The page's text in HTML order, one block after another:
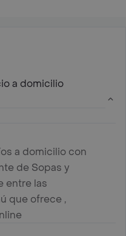
a domicilio
a domicilio con
de Sopas y
entre las
que ofrece ,